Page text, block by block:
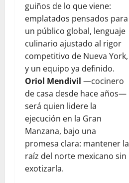
guiños de lo que viene:
emplatados pensados para
un público global, lenguaje
culinario ajustado al rigor
competitivo de Nueva York,
y un equipo ya definido.
Oriol Mendivil —cocinero
de casa desde hace años—
será quien lidere la
ejecución en la Gran
Manzana, bajo una
promesa clara: mantener la
raíz del norte mexicano sin
exotizarla.